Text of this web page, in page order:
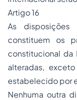
Artigo 16
As disposições
constituem os
constitucional da
alteradas,
estabelecido por
Nenhuma outra